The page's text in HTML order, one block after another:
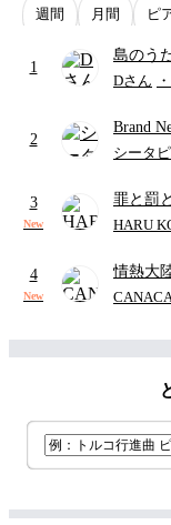
週間 月間 ピ
1
島のう
セイレ
ード・
かわ 人
Dさん ・
2
Brand
APPLE
シータ
3
New
罪と罰
野勇斗
HARU
4
New
情熱大